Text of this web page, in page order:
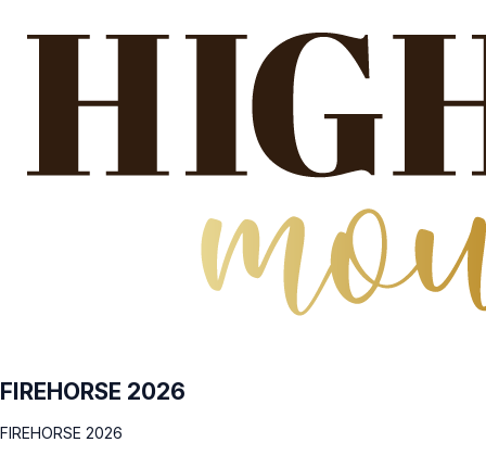
FIREHORSE 2026
FIREHORSE 2026